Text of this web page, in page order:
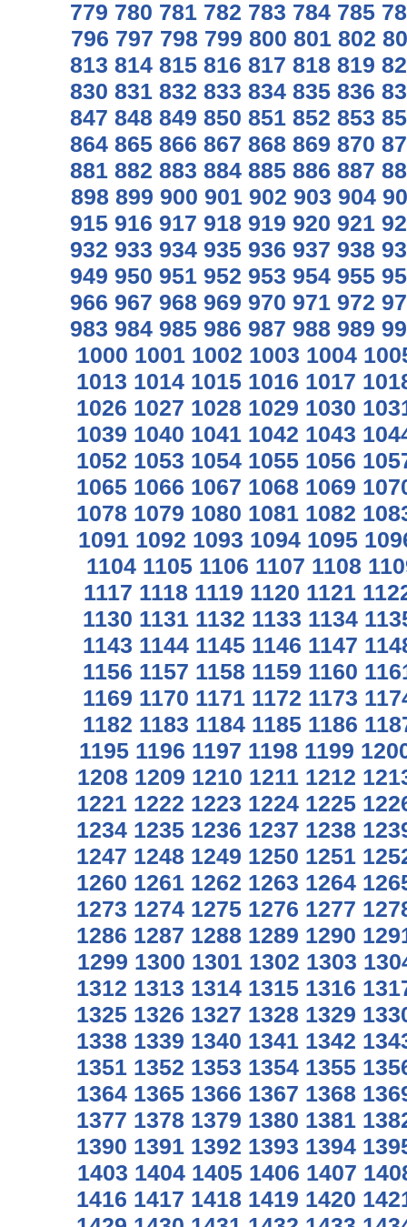
779 780 781 782 783 784 785
796 797 798 799 800 801 802
813 814 815 816 817 818 819
830 831 832 833 834 835 836
847 848 849 850 851 852 853
864 865 866 867 868 869 870
881 882 883 884 885 886 887
898 899 900 901 902 903 904
915 916 917 918 919 920 921
932 933 934 935 936 937 938
949 950 951 952 953 954 955
966 967 968 969 970 971 972
983 984 985 986 987 988 989
1000 1001 1002 1003 1004
1013 1014 1015 1016 1017
1026 1027 1028 1029 1030
1039 1040 1041 1042 1043
1052 1053 1054 1055 1056
1065 1066 1067 1068 1069
1078 1079 1080 1081 1082
1091 1092 1093 1094 1095
1104 1105 1106 1107 1108
1117 1118 1119 1120 1121
1130 1131 1132 1133 1134
1143 1144 1145 1146 1147
1156 1157 1158 1159 1160
1169 1170 1171 1172 1173
1182 1183 1184 1185 1186
1195 1196 1197 1198 1199
1208 1209 1210 1211 1212
1221 1222 1223 1224 1225
1234 1235 1236 1237 1238
1247 1248 1249 1250 1251
1260 1261 1262 1263 1264
1273 1274 1275 1276 1277
1286 1287 1288 1289 1290
1299 1300 1301 1302 1303
1312 1313 1314 1315 1316
1325 1326 1327 1328 1329
1338 1339 1340 1341 1342
1351 1352 1353 1354 1355
1364 1365 1366 1367 1368
1377 1378 1379 1380 1381
1390 1391 1392 1393 1394
1403 1404 1405 1406 1407
1416 1417 1418 1419 1420